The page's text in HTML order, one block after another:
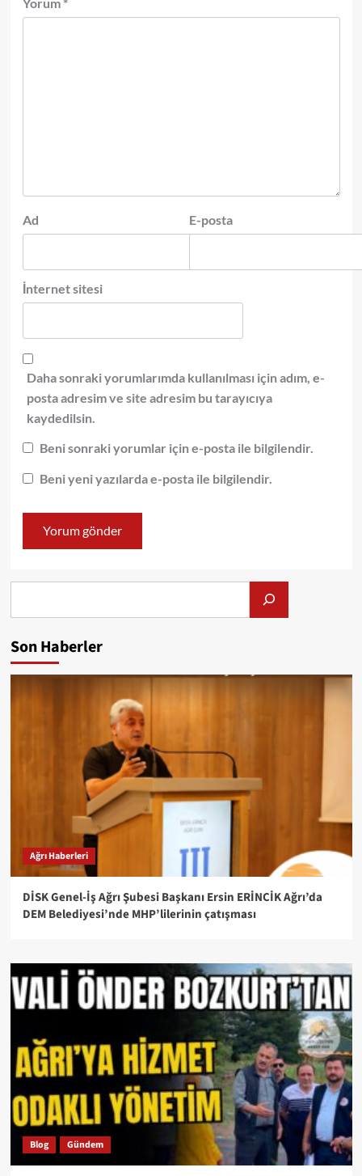
Ad E-posta
İnternet sitesi
Daha sonraki yorumlarımda kullanılması için adım, e-
posta adresim ve site adresim bu tarayıcıya
kaydedilsin.
Beni sonraki yorumlar için e-posta ile bilgilendir.
Beni yeni yazılarda e-posta ile bilgilendir.
Son Haberler
Ağrı Haberleri
DİSK Genel-İş Ağrı Şubesi Başkanı Ersin ERİNCİK Ağrı’da
DEM Belediyesi’nde MHP’lilerinin çatışması
Blog Gündem